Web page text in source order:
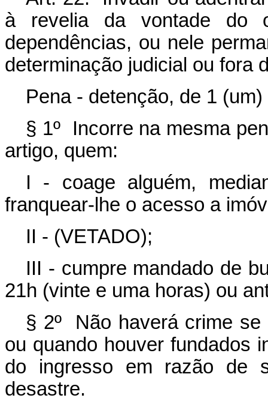
à revelia da vontade do
dependências, ou nele
determinação judicial ou fora
Pena - detenção, de 1
§ 1º Incorre na mesma
artigo, quem:
I - coage alguém,
franquear-lhe o acesso a
II - (VETADO);
III - cumpre mandado de
21h (vinte e uma horas) ou
§ 2º Não haverá crime
ou quando houver fundados
do ingresso em razão de
desastre.